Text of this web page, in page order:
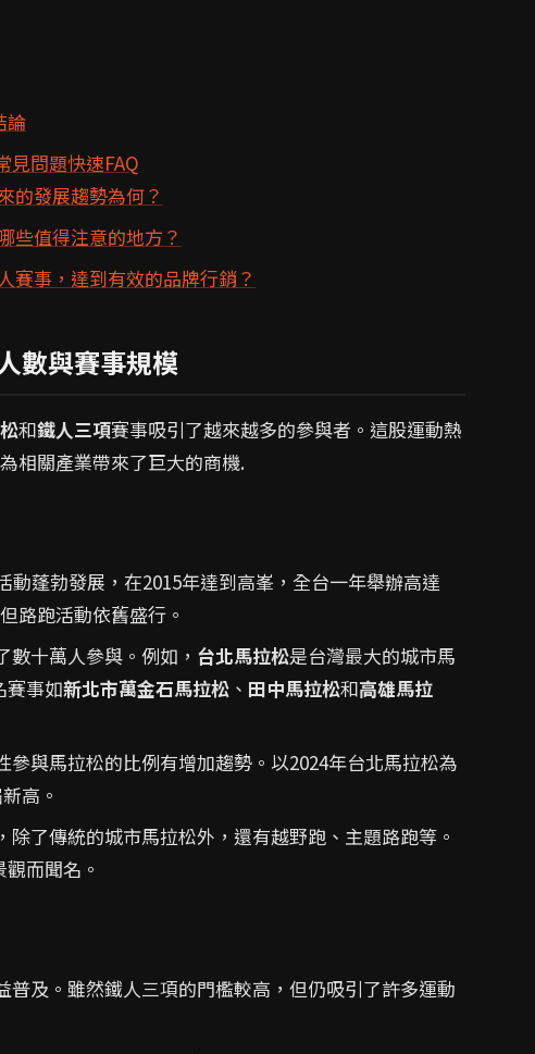
論
見問題快速FAQ
的發展趨勢為何？
些值得注意的地方？
賽事，達到有效的品牌行銷？
數與賽事規模
和鐵人三項賽事吸引了越來越多的參與者。這股運動熱
相關產業帶來了巨大的商機.
動蓬勃發展，在2015年達到高峯，全台一年舉辦高達
路跑活動依舊盛行。
數十萬人參與。例如， 台北馬拉松是台灣最大的城市馬
賽事如新北市萬金石馬拉松 、 田中馬拉松和高雄馬拉
參與馬拉松的比例有增加趨勢。以2024年台北馬拉松為
高。
除了傳統的城市馬拉松外，還有越野跑、主題路跑等。
而聞名。
普及。雖然鐵人三項的門檻較高，但仍吸引了許多運動